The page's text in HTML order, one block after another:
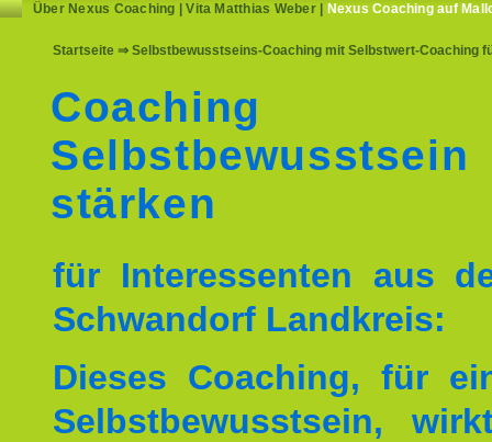
Über Nexus Coaching |Vita Matthias Weber| Nexus Coaching auf
Startseite ⇒ Selbstbewusstseins-Coaching mit Selbstwert-Coaching
Coaching
Selbstbewusstsein
stärken
für Interessenten aus
Schwandorf Landkreis:
Dieses Coaching, für
Selbstbewusstsein,